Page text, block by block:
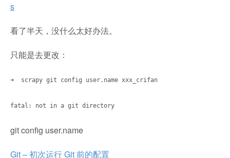
s
看了半天，没什么太好办法。
只能是去更改：
➜ scrapy git config user.name xxx_crifan
fatal: not in a git directory
git config user.name
Git – 初次运行 Git 前的配置